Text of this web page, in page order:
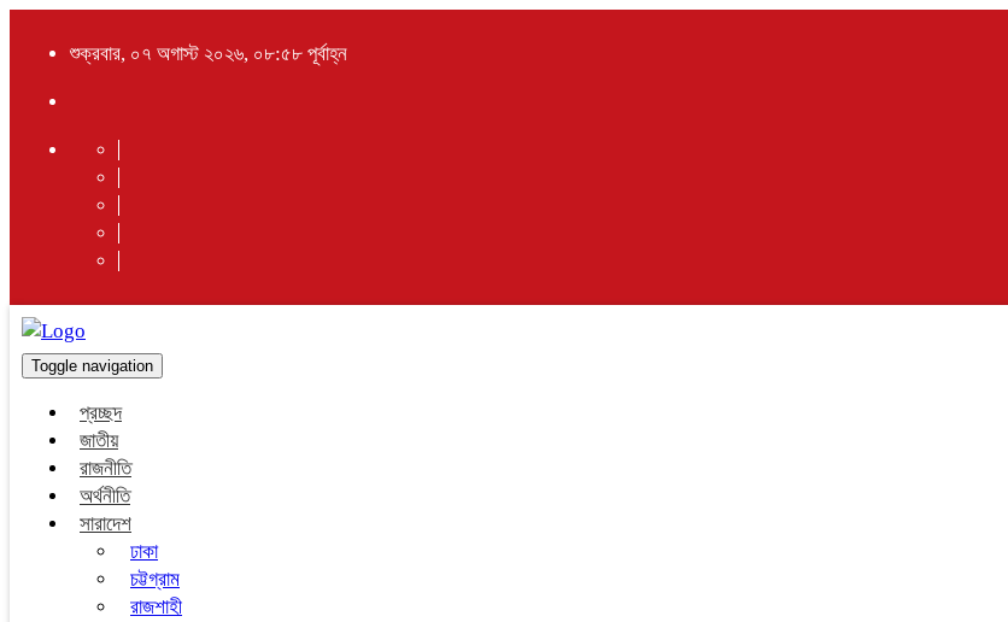
শুক্রবার, ০৭ অগাস্ট ২০২৬, ০৮:৫৮ পূর্বাহ্ন
Toggle navigation
প্রচ্ছদ
জাতীয়
রাজনীতি
অর্থনীতি
সারাদেশ
ঢাকা
চট্টগ্রাম
রাজশাহী